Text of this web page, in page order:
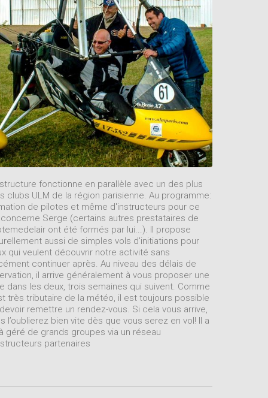
fonctionne en parallèle avec un des plus
clubs ULM de la région parisienne. Au programme:
de pilotes et même d'instructeurs pour ce
Serge (certains autres prestataires de
ont été formés par lui...). Il propose
aussi de simples vols d'initiations pour
qui veulent découvrir notre activité sans
continuer après. Au niveau des délais de
il arrive généralement à vous proposer une
dans les deux, trois semaines qui suivent. Comme
très tributaire de la météo, il est toujours possible
remettre un rendez-vous. Si cela vous arrive,
l’oublierez bien vite dès que vous serez en vol! Il a
géré de grands groupes via un réseau
partenaires